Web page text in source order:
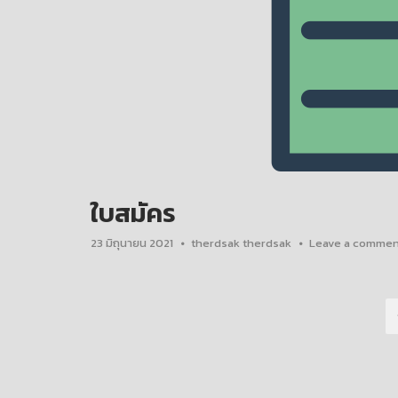
ใบสมัคร
23 มิถุนายน 2021 therdsak therdsak Leave a